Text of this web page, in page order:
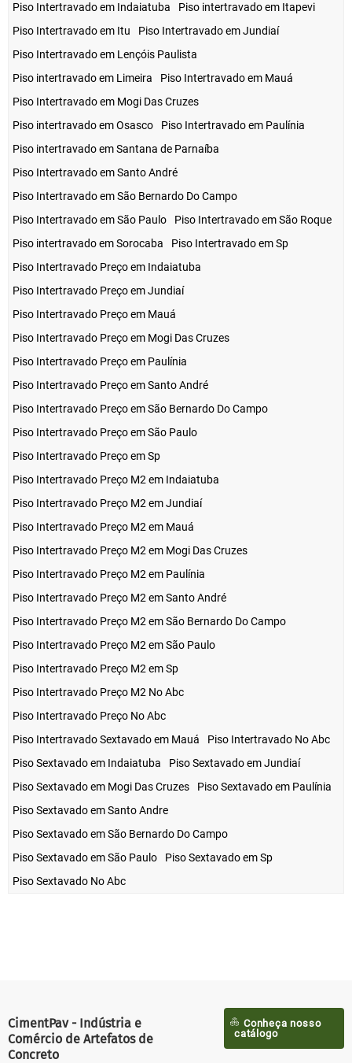
Piso Intertravado em Indaiatuba
Piso intertravado em Itapevi
Piso Intertravado em Itu
Piso Intertravado em Jundiaí
Piso Intertravado em Lençóis Paulista
Piso intertravado em Limeira
Piso Intertravado em Mauá
Piso Intertravado em Mogi Das Cruzes
Piso intertravado em Osasco
Piso Intertravado em Paulínia
Piso intertravado em Santana de Parnaíba
Piso Intertravado em Santo André
Piso Intertravado em São Bernardo Do Campo
Piso Intertravado em São Paulo
Piso Intertravado em São Roque
Piso intertravado em Sorocaba
Piso Intertravado em Sp
Piso Intertravado Preço em Indaiatuba
Piso Intertravado Preço em Jundiaí
Piso Intertravado Preço em Mauá
Piso Intertravado Preço em Mogi Das Cruzes
Piso Intertravado Preço em Paulínia
Piso Intertravado Preço em Santo André
Piso Intertravado Preço em São Bernardo Do Campo
Piso Intertravado Preço em São Paulo
Piso Intertravado Preço em Sp
Piso Intertravado Preço M2 em Indaiatuba
Piso Intertravado Preço M2 em Jundiaí
Piso Intertravado Preço M2 em Mauá
Piso Intertravado Preço M2 em Mogi Das Cruzes
Piso Intertravado Preço M2 em Paulínia
Piso Intertravado Preço M2 em Santo André
Piso Intertravado Preço M2 em São Bernardo Do Campo
Piso Intertravado Preço M2 em São Paulo
Piso Intertravado Preço M2 em Sp
Piso Intertravado Preço M2 No Abc
Piso Intertravado Preço No Abc
Piso Intertravado Sextavado em Mauá
Piso Intertravado No Abc
Piso Sextavado em Indaiatuba
Piso Sextavado em Jundiaí
Piso Sextavado em Mogi Das Cruzes
Piso Sextavado em Paulínia
Piso Sextavado em Santo Andre
Piso Sextavado em São Bernardo Do Campo
Piso Sextavado em São Paulo
Piso Sextavado em Sp
Piso Sextavado No Abc
CimentPav - Indústria e
Comércio de Artefatos de
Concreto
Conheça nosso
catálogo